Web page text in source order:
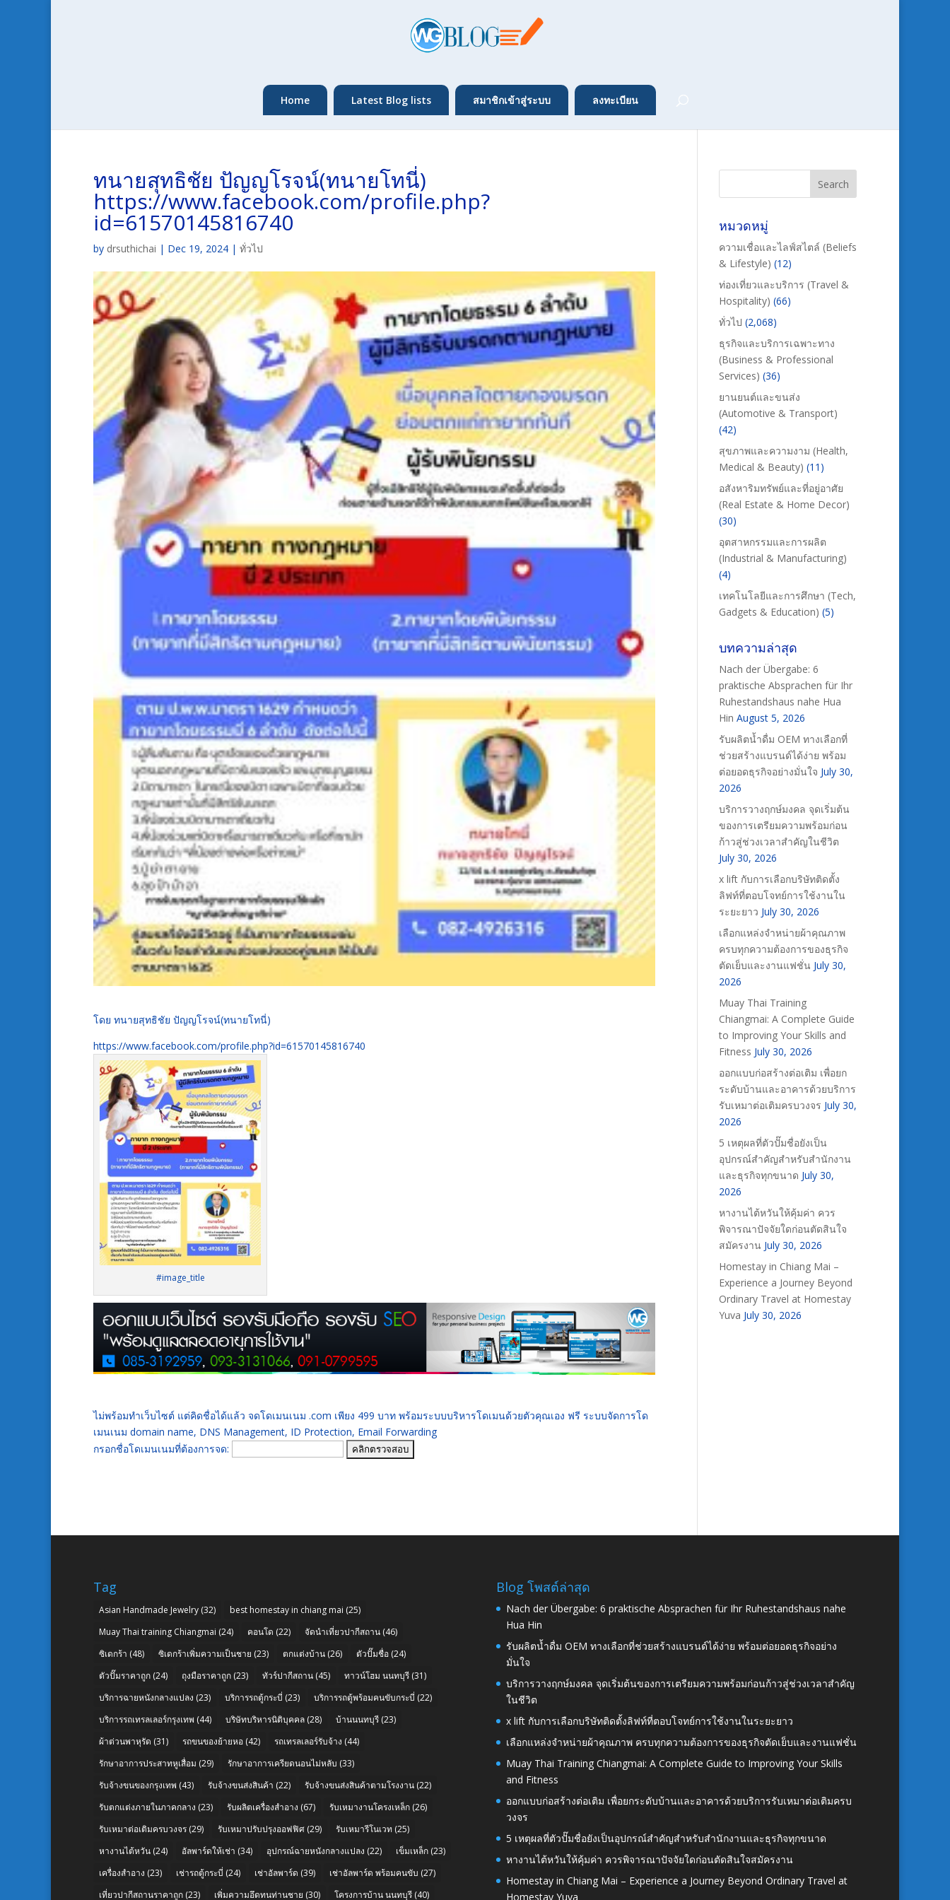
Home Latest Blog lists สมาชิกเข้าสู่ระบบ ลงทะเบียน
ทนายสุทธิชัย ปัญญโรจน์(ทนายโทนี่)
https://www.facebook.com/profile.php?
id=61570145816740
by drsuthichai | Dec 19, 2024 | ทั่วไป
โดย ทนายสุทธิชัย ปัญญโรจน์(ทนายโทนี่)
https://www.facebook.com/profile.php?id=61570145816740
#image_title
ไม่พร้อมทำเว็บไซต์ แต่คิดชื่อได้แล้ว จดโดเมนเนม .com เพียง 499 บาท พร้อมระบบบริหารโดเมนด้วยตัวคุณเอง ฟรี ระบบจัดการโด
เมนเนม domain name, DNS Management, ID Protection, Email Forwarding
กรอกชื่อโดเมนเนมที่ต้องการจด:
หมวดหมู่
ความเชื่อและไลฟ์สไตล์ (Beliefs
& Lifestyle) (12)
ท่องเที่ยวและบริการ (Travel &
Hospitality) (66)
ทั่วไป (2,068)
ธุรกิจและบริการเฉพาะทาง
(Business & Professional
Services) (36)
ยานยนต์และขนส่ง
(Automotive & Transport)
(42)
สุขภาพและความงาม (Health,
Medical & Beauty) (11)
อสังหาริมทรัพย์และที่อยู่อาศัย
(Real Estate & Home Decor)
(30)
อุตสาหกรรมและการผลิต
(Industrial & Manufacturing)
(4)
เทคโนโลยีและการศึกษา (Tech,
Gadgets & Education) (5)
บทความล่าสุด
Nach der Übergabe: 6
praktische Absprachen für Ihr
Ruhestandshaus nahe Hua
Hin August 5, 2026
รับผลิตน้ำดื่ม OEM ทางเลือกที่
ช่วยสร้างแบรนด์ได้ง่าย พร้อม
ต่อยอดธุรกิจอย่างมั่นใจ July 30,
2026
บริการวางฤกษ์มงคล จุดเริ่มต้น
ของการเตรียมความพร้อมก่อน
ก้าวสู่ช่วงเวลาสำคัญในชีวิต
July 30, 2026
x lift กับการเลือกบริษัทติดตั้ง
ลิฟท์ที่ตอบโจทย์การใช้งานใน
ระยะยาว July 30, 2026
เลือกแหล่งจำหน่ายผ้าคุณภาพ
ครบทุกความต้องการของธุรกิจ
ตัดเย็บและงานแฟชั่น July 30,
2026
Muay Thai Training
Chiangmai: A Complete Guide
to Improving Your Skills and
Fitness July 30, 2026
ออกแบบก่อสร้างต่อเติม เพื่อยก
ระดับบ้านและอาคารด้วยบริการ
รับเหมาต่อเติมครบวงจร July 30,
2026
5 เหตุผลที่ตัวปั๊มชื่อยังเป็น
อุปกรณ์สำคัญสำหรับสำนักงาน
และธุรกิจทุกขนาด July 30,
2026
หางานไต้หวันให้คุ้มค่า ควร
พิจารณาปัจจัยใดก่อนตัดสินใจ
สมัครงาน July 30, 2026
Homestay in Chiang Mai –
Experience a Journey Beyond
Ordinary Travel at Homestay
Yuva July 30, 2026
Tag
Asian Handmade Jewelry (32) best homestay in chiang mai (25)
Muay Thai training Chiangmai (24) คอนโด (22) จัดนำเที่ยวปากีสถาน (46)
ซิเดกร้า (48) ซิเดกร้าเพิ่มความเป็นชาย (23) ตกแต่งบ้าน (26) ตัวปั๊มชื่อ (24)
ตัวปั๊มราคาถูก (24) ถุงมือราคาถูก (23) ทัวร์ปากีสถาน (45) ทาวน์โฮม นนทบุรี (31)
บริการฉายหนังกลางแปลง (23) บริการรถตู้กระบี่ (23) บริการรถตู้พร้อมคนขับกระบี่ (22)
บริการรถเทรลเลอร์กรุงเทพ (44) บริษัทบริหารนิติบุคคล (28) บ้านนนทบุรี (23)
ผ้าต่วนพาหุรัด (31) รถขนของย้ายหอ (42) รถเทรลเลอร์รับจ้าง (44)
รักษาอาการประสาทหูเสื่อม (29) รักษาอาการเครียดนอนไม่หลับ (33)
รับจ้างขนของกรุงเทพ (43) รับจ้างขนส่งสินค้า (22) รับจ้างขนส่งสินค้าตามโรงงาน (22)
รับตกแต่งภายในภาคกลาง (23) รับผลิตเครื่องสำอาง (67) รับเหมางานโครงเหล็ก (26)
รับเหมาต่อเติมครบวงจร (29) รับเหมาปรับปรุงออฟฟิศ (29) รับเหมารีโนเวท (25)
หางานไต้หวัน (24) อัลพาร์ดให้เช่า (34) อุปกรณ์ฉายหนังกลางแปลง (22) เข็มเหล็ก (23)
เครื่องสำอาง (23) เช่ารถตู้กระบี่ (24) เช่าอัลพาร์ด (39) เช่าอัลพาร์ด พร้อมคนขับ (27)
เที่ยวปากีสถานราคาถูก (23) เพิ่มความอึดทนท่านชาย (30) โครงการบ้าน นนทบุรี (40)
Blog โพสต์ล่าสุด
Nach der Übergabe: 6 praktische Absprachen für Ihr Ruhestandshaus nahe
Hua Hin
รับผลิตน้ำดื่ม OEM ทางเลือกที่ช่วยสร้างแบรนด์ได้ง่าย พร้อมต่อยอดธุรกิจอย่าง
มั่นใจ
บริการวางฤกษ์มงคล จุดเริ่มต้นของการเตรียมความพร้อมก่อนก้าวสู่ช่วงเวลาสำคัญ
ในชีวิต
x lift กับการเลือกบริษัทติดตั้งลิฟท์ที่ตอบโจทย์การใช้งานในระยะยาว
เลือกแหล่งจำหน่ายผ้าคุณภาพ ครบทุกความต้องการของธุรกิจตัดเย็บและงานแฟชั่น
Muay Thai Training Chiangmai: A Complete Guide to Improving Your Skills
and Fitness
ออกแบบก่อสร้างต่อเติม เพื่อยกระดับบ้านและอาคารด้วยบริการรับเหมาต่อเติมครบ
วงจร
5 เหตุผลที่ตัวปั๊มชื่อยังเป็นอุปกรณ์สำคัญสำหรับสำนักงานและธุรกิจทุกขนาด
หางานไต้หวันให้คุ้มค่า ควรพิจารณาปัจจัยใดก่อนตัดสินใจสมัครงาน
Homestay in Chiang Mai – Experience a Journey Beyond Ordinary Travel at
Homestay Yuva